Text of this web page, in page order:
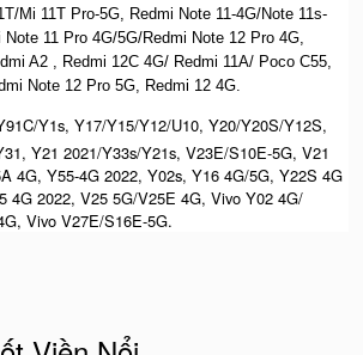
Mi 11T Pro-5G, Redmi Note 11-4G/Note 11s-
11 Pro 4G/5G/Redmi Note 12 Pro 4G,
A2 , Redmi 12C 4G/ Redmi 11A/ Poco C55,
Note 12 Pro 5G, Redmi 12 4G.
Y1s, Y17/Y15/Y12/U10, Y20/Y20S/Y12S,
Y21 2021/Y33s/Y21s, V23E/S10E-5G, V21
4G, Y55-4G 2022, Y02s, Y16 4G/5G, Y22S 4G
4G 2022, V25 5G/V25E 4G, Vivo Y02 4G/
Vivo V27E/S16E-5G.